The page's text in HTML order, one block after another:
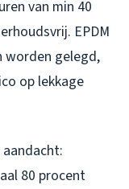
van min 40
EPDM
worden gelegd,
op lekkage
80 procent